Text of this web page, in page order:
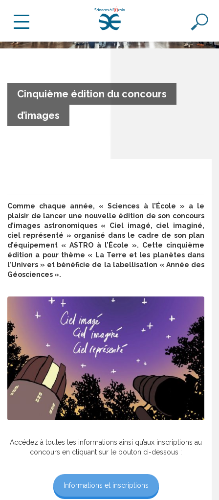
Cinquième édition du concours
d’images
Comme chaque année, « Sciences à l’École » a le
plaisir de lancer une nouvelle édition de son concours
d’images astronomiques « Ciel imagé, ciel imaginé,
ciel représenté » organisé dans le cadre de son plan
d’équipement « ASTRO à l’École ». Cette cinquième
édition a pour thème « La Terre et les planètes dans
l’Univers » et bénéficie de la labellisation « Année des
Géosciences ».
Accédez à toutes les informations ainsi qu’aux inscriptions au
concours en cliquant sur le bouton ci-dessous :
Informations et inscriptions